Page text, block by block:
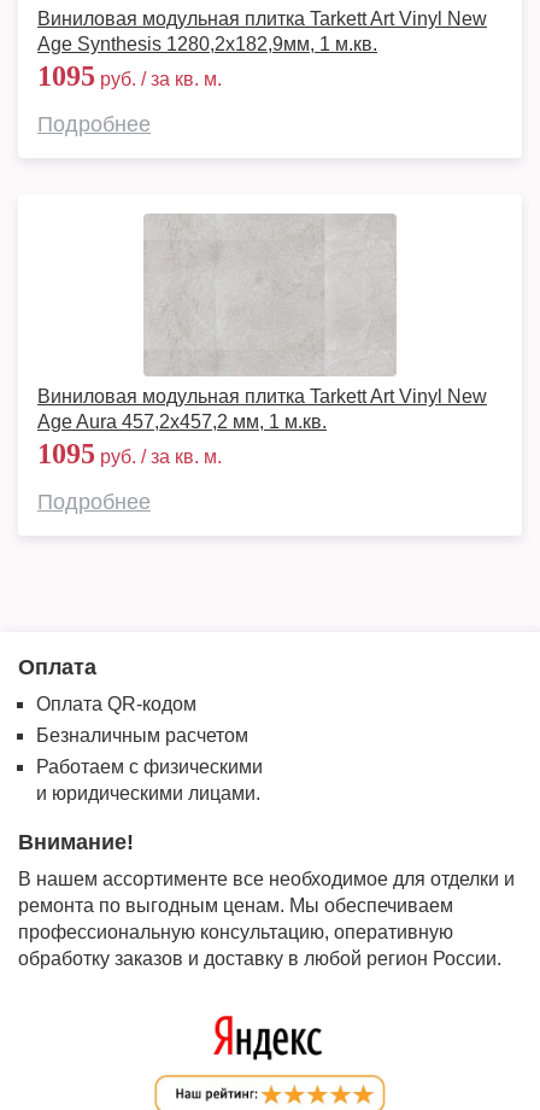
Виниловая модульная плитка Tarkett Art Vinyl New
Age Synthesis 1280,2х182,9мм, 1 м.кв.
1095 руб. / за кв. м.
Подробнее
Виниловая модульная плитка Tarkett Art Vinyl New
Age Aura 457,2x457,2 мм, 1 м.кв.
1095 руб. / за кв. м.
Подробнее
Оплата
Оплата QR-кодом
Безналичным расчетом
Работаем с физическими
и юридическими лицами.
Внимание!
В нашем ассортименте все необходимое для отделки и
ремонта по выгодным ценам. Мы обеспечиваем
профессиональную консультацию, оперативную
обработку заказов и доставку в любой регион России.